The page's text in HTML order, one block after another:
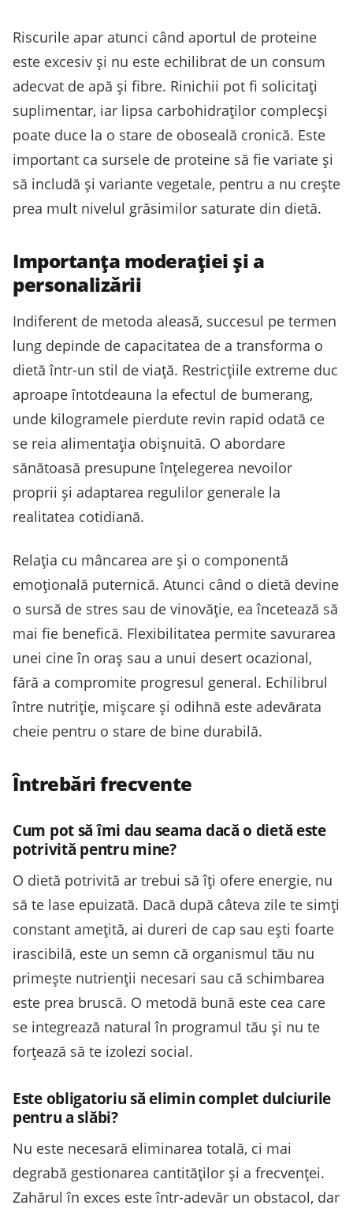
Riscurile apar atunci când aportul de proteine
este excesiv și nu este echilibrat de un consum
adecvat de apă și fibre. Rinichii pot fi solicitați
suplimentar, iar lipsa carbohidraților complecși
poate duce la o stare de oboseală cronică. Este
important ca sursele de proteine să fie variate și
să includă și variante vegetale, pentru a nu crește
prea mult nivelul grăsimilor saturate din dietă.
Importanța moderației și a
personalizării
Indiferent de metoda aleasă, succesul pe termen
lung depinde de capacitatea de a transforma o
dietă într-un stil de viață. Restricțiile extreme duc
aproape întotdeauna la efectul de bumerang,
unde kilogramele pierdute revin rapid odată ce
se reia alimentația obișnuită. O abordare
sănătoasă presupune înțelegerea nevoilor
proprii și adaptarea regulilor generale la
realitatea cotidiană.
Relația cu mâncarea are și o componentă
emoțională puternică. Atunci când o dietă devine
o sursă de stres sau de vinovăție, ea încetează să
mai fie benefică. Flexibilitatea permite savurarea
unei cine în oraș sau a unui desert ocazional,
fără a compromite progresul general. Echilibrul
între nutriție, mișcare și odihnă este adevărata
cheie pentru o stare de bine durabilă.
Întrebări frecvente
Cum pot să îmi dau seama dacă o dietă este
potrivită pentru mine?
O dietă potrivită ar trebui să îți ofere energie, nu
să te lase epuizată. Dacă după câteva zile te simți
constant amețită, ai dureri de cap sau ești foarte
irascibilă, este un semn că organismul tău nu
primește nutrienții necesari sau că schimbarea
este prea bruscă. O metodă bună este cea care
se integrează natural în programul tău și nu te
forțează să te izolezi social.
Este obligatoriu să elimin complet dulciurile
pentru a slăbi?
Nu este necesară eliminarea totală, ci mai
degrabă gestionarea cantităților și a frecvenței.
Zahărul în exces este într-adevăr un obstacol, dar